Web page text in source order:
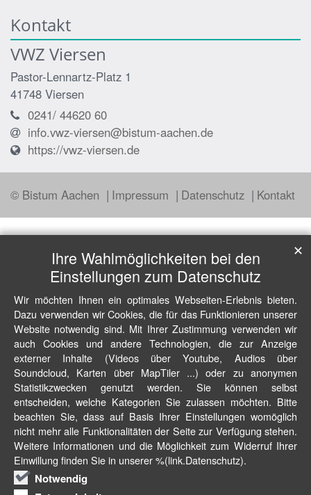
Kontakt
VWZ Viersen
Pastor-Lennartz-Platz 1
41748 Viersen
0241/ 44620 60
info.vwz-viersen@bistum-aachen.de
https://vwz-viersen.de
© Bistum Aachen Impressum Datenschutz Kontakt
Ihre Wahlmöglichkeiten bei den
Einstellungen zum Datenschutz
Wir möchten Ihnen ein optimales Webseiten-Erlebnis bieten.
Dazu verwenden wir Cookies, die für das Funktionieren unserer
Website notwendig sind. Mit Ihrer Zustimmung verwenden wir
auch Cookies und andere Technologien, die zur Anzeige
externer Inhalte (Videos über Youtube, Audios über
Soundcloud, Karten über MapTiler ...) oder zu anonymen
Statistikzwecken genutzt werden. Sie können selbst
entscheiden, welche Kategorien Sie zulassen möchten. Bitte
beachten Sie, dass auf Basis Ihrer Einstellungen womöglich
nicht mehr alle Funktionalitäten der Seite zur Verfügung stehen.
Weitere Informationen und die Möglichkeit zum Widerruf Ihrer
Einwillung finden Sie in unserer %(link.Datenschutz).
Notwendig
✕